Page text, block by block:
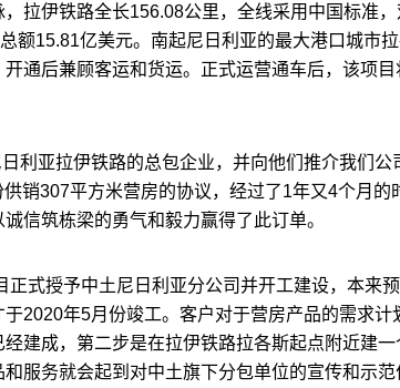
拉伊铁路全长156.08公里，全线采用中国标准
额15.81亿美元。南起尼日利亚的最大港口城市
通后兼顾客运和货运。正式运营通车后，该项目
利亚拉伊铁路的总包企业，并向他们推介我们公
销307平方米营房的协议，经过了1年又4个月的
信筑栋梁的勇气和毅力赢得了此订单。
正式授予中土尼日利亚分公司并开工建设，本来
2020年5月份竣工。客户对于营房产品的需求计
建成，第二步是在拉伊铁路拉各斯起点附近建
服务就会起到对中土旗下分包单位的宣传和示范